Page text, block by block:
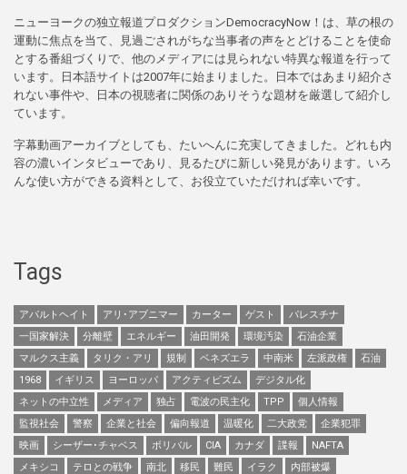
ニューヨークの独立報道プロダクションDemocracyNow！は、草の根の
運動に焦点を当て、見過ごされがちな当事者の声をとどけることを使命
とする番組づくりで、他のメディアには見られない特異な報道を行って
います。日本語サイトは2007年に始まりました。日本ではあまり紹介さ
れない事件や、日本の視聴者に関係のありそうな題材を厳選して紹介し
ています。
字幕動画アーカイブとしても、たいへんに充実してきました。どれも内
容の濃いインタビューであり、見るたびに新しい発見があります。いろ
んな使い方ができる資料として、お役立ていただければ幸いです。
Tags
アパルトヘイト アリ･アブニマー カーター ゲスト
パレスチナ
一国家解決
分離壁 エネルギー 油田開発 環境汚染
石油企業
マルクス主義
タリク・アリ 規制 ベネズエラ 中南米 左派政権
石油
1968
イギリス ヨーロッパ アクティビズム
デジタル化
ネットの中立性
メディア 独占 電波の民主化 TPP
個人情報
監視社会
警察 企業と社会 偏向報道 温暖化 二大政党
企業犯罪
映画
シーザー･チャベス ボリバル CIA カナダ 諜報
NAFTA
メキシコ
テロとの戦争 南北 移民 難民 イラク 内部被爆